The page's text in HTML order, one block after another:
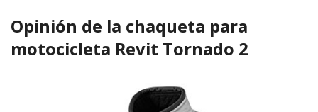
Opinión de la chaqueta para
motocicleta Revit Tornado 2